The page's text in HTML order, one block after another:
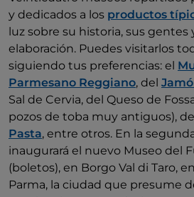
y dedicados a los productos
luz sobre su historia, sus gentes
elaboración. Puedes visitarlos
siguiendo tus preferencias: el
Parmesano Reggiano, del
Sal de Cervia, del Queso de
pozos de toba muy antiguos), del
Pasta, entre otros. En la
inaugurará el nuevo Museo del
(boletos), en Borgo Val di Taro,
Parma, la ciudad que presume